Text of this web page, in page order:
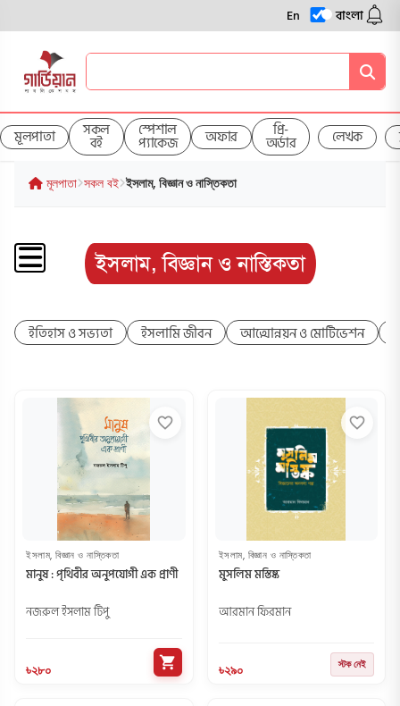
En বাংলা
মূলপাতা সকল
বই
স্পেশাল
প্যাকেজ অফার প্রি-
অর্ডার লেখক
মূলপাতা সকল বই ইসলাম, বিজ্ঞান ও নাস্তিকতা
ইসলাম, বিজ্ঞান ও নাস্তিকতা
ইতিহাস ও সভ্যতা ইসলামি জীবন আত্মোন্নয়ন ও মোটিভেশন
favorite_border
ইসলাম, বিজ্ঞান ও নাস্তিকতা
মানুষ : পৃথিবীর অনুপযোগী এক প্রাণী
নজরুল ইসলাম টিপু
৳২৮০ shopping_cart
favorite_border
ইসলাম, বিজ্ঞান ও নাস্তিকতা
মুসলিম মস্তিষ্ক
আরমান ফিরমান
৳২৯০ স্টক নেই